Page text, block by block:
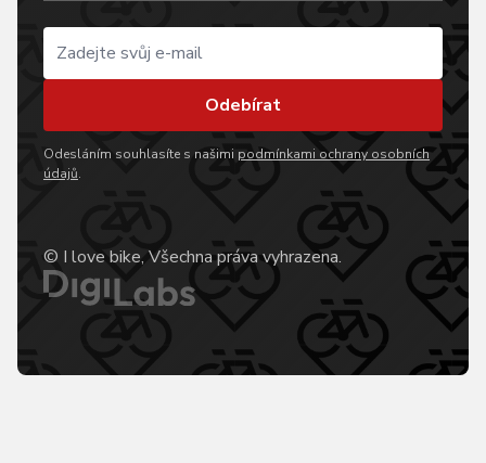
Odebírat
Odesláním souhlasíte s našimi podmínkami ochrany osobních
údajů.
© I love bike, Všechna práva vyhrazena.